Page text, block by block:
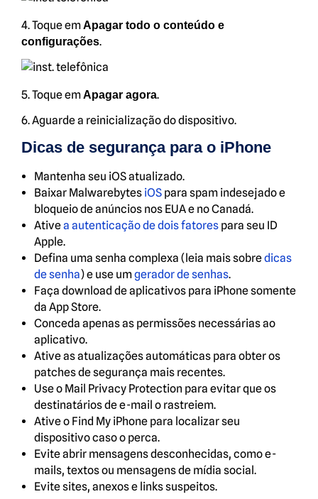
4. Toque emApagar todo o conteúdo e
configurações.
5. Toque emApagar agora.
6. Aguarde a reinicialização do dispositivo.
Dicas de segurança para o iPhone
Mantenha seu iOS atualizado.
Baixar Malwarebytes iOS para spam indesejado e
bloqueio de anúncios nos EUA e no Canadá.
Ativea autenticação de dois fatores para seu ID
Apple.
Defina uma senha complexa (leia mais sobredicas
de senha) e use umgerador de senhas.
Faça download de aplicativos para iPhone somente
da App Store.
Conceda apenas as permissões necessárias ao
aplicativo.
Ative as atualizações automáticas para obter os
patches de segurança mais recentes.
Use o Mail Privacy Protection para evitar que os
destinatários de e-mail o rastreiem.
Ative o Find My iPhone para localizar seu
dispositivo caso o perca.
Evite abrir mensagens desconhecidas, como e-
mails, textos ou mensagens de mídia social.
Evite sites, anexos e links suspeitos.